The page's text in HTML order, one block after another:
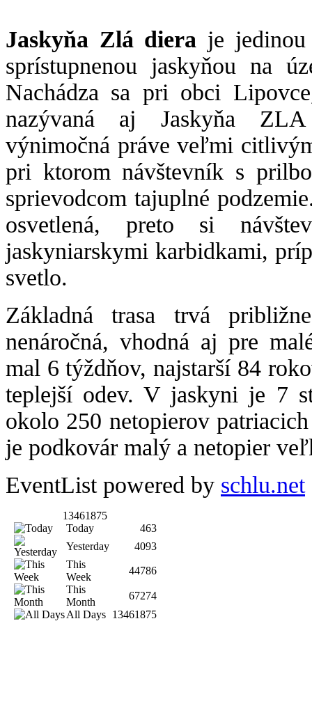
Jaskyňa Zlá diera je
sprístupnenou jaskyňou na
Nachádza sa pri obci
nazývaná aj Jaskyňa
výnimočná práve veľmi
pri ktorom návštevník s
sprievodcom tajuplné
osvetlená, preto si
jaskyniarskymi karbidkami,
svetlo.
Základná trasa trvá
nenáročná, vhodná aj pre
mal 6 týždňov, najstarší 84
teplejší odev. V jaskyni je 7
okolo 250 netopierov
je podkovár malý a netopier
EventList powered by schlu.net
13461875
Today
463
Yesterday
4093
This
Week
44786
This
Month
67274
All Days
13461875